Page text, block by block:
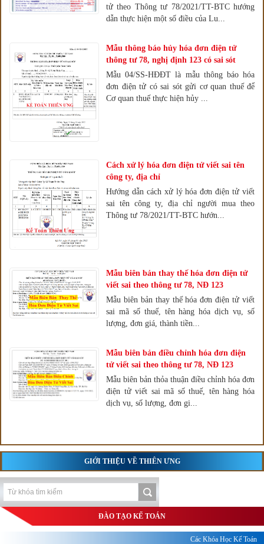
tử theo Thông tư 78/2021/TT-BTC hướng
dẫn thực hiện một số điều của Lu...
Mẫu thông báo hủy hóa đơn điện tử
thông tư 78, nghị định 123 có sai sót
Mẫu 04/SS-HĐĐT là mẫu thông báo hóa
đơn điện tử có sai sót gửi cơ quan thuế để
Cơ quan thuế thực hiện hủy ...
Cách xử lý hóa đơn điện tử viết sai tên
công ty, địa chỉ
Hướng dẫn cách xử lý hóa đơn điện tử viết
sai tên công ty, địa chỉ người mua theo
Thông tư 78/2021/TT-BTC hướn...
Mẫu biên bản thay thế hóa đơn điện tử
viết sai theo thông tư 78, NĐ 123
Mẫu biên bản thay thế hóa đơn điện tử viết
sai mã số thuế, tên hàng hóa dịch vụ, số
lượng, đơn giá, thành tiền...
Mẫu biên bản điều chỉnh hóa đơn điện
tử viết sai theo thông tư 78, NĐ 123
Mẫu biên bản thỏa thuận điều chỉnh hóa đơn
điện tử viết sai mã số thuế, tên hàng hóa
dịch vụ, số lượng, đơn gi...
GIỚI THIỆU VỀ THIÊN ƯNG
ĐÀO TẠO KẾ TOÁN
Các Khóa Học Kế Toán